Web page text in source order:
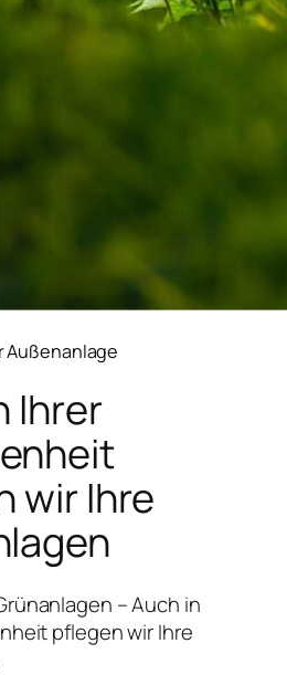
Außenanlage
Ihrer
wir Ihre
– Auch in
pflegen wir Ihre